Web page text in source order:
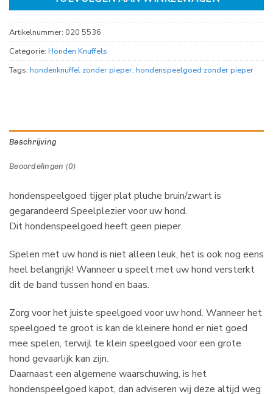
Artikelnummer: 020 5536
Categorie: Honden Knuffels
Tags: hondenknuffel zonder pieper, hondenspeelgoed zonder pieper
Beschrijving
Beoordelingen (0)
hondenspeelgoed tijger plat pluche bruin/zwart is
gegarandeerd Speelplezier voor uw hond.
Dit hondenspeelgoed heeft geen pieper.
Spelen met uw hond is niet alleen leuk, het is ook nog eens
heel belangrijk! Wanneer u speelt met uw hond versterkt
dit de band tussen hond en baas.
Zorg voor het juiste speelgoed voor uw hond. Wanneer het
speelgoed te groot is kan de kleinere hond er niet goed
mee spelen, terwijl te klein speelgoed voor een grote
hond gevaarlijk kan zijn.
Daarnaast een algemene waarschuwing, is het
hondenspeelgoed kapot, dan adviseren wij deze altijd weg